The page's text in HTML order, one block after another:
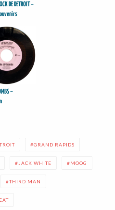
DE DETROIT –
–
GRAND RAPIDS
JACK WHITE MOOG
THIRD MAN